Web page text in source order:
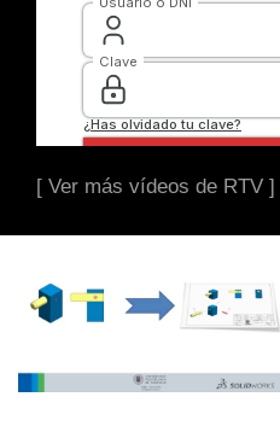
[ Ver más vídeos de RTV ]